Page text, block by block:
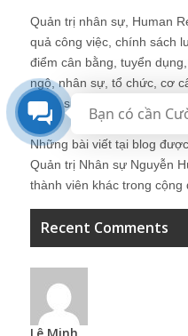
Quản trị nhân sự, Human
quả công việc, chính sách
điểm cân bằng, tuyển
ngộ, nhân sự, tổ chức, cơ
Nhân sự, trưởng phòng
Những bài viết tại blog
Quản trị Nhân sự Nguyễn
thành viên khác trong cộng
Recent Comments
Lê Minh
Bạn có cần